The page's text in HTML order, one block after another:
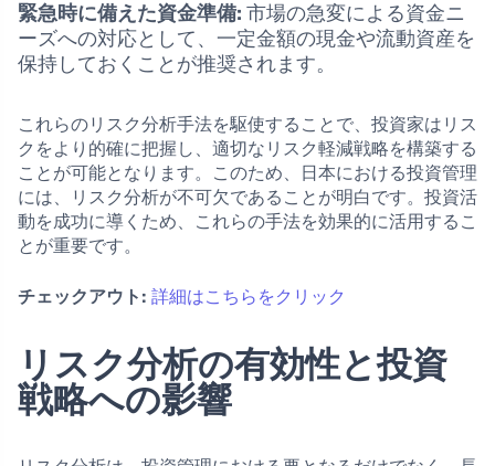
緊急時に備えた資金準備: 市場の急変による資金ニ
ーズへの対応として、一定金額の現金や流動資産を
保持しておくことが推奨されます。
これらのリスク分析手法を駆使することで、投資家はリス
クをより的確に把握し、適切なリスク軽減戦略を構築する
ことが可能となります。このため、日本における投資管理
には、リスク分析が不可欠であることが明白です。投資活
動を成功に導くため、これらの手法を効果的に活用するこ
とが重要です。
チェックアウト: 詳細はこちらをクリック
リスク分析の有効性と投資
戦略への影響